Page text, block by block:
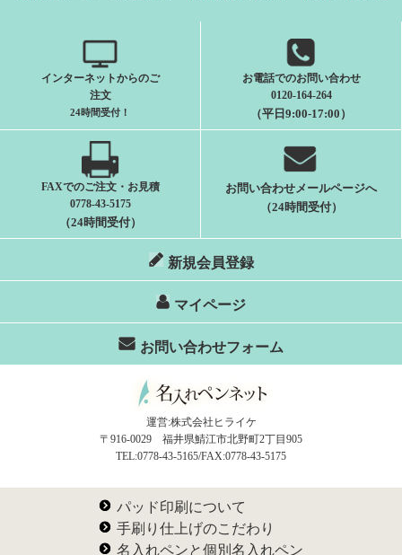
インターネットからのご
注文
24時間受付 ！
お電話でのお問い合わせ
0120-164-264
（平日9:00-17:00）
FAXでのご注文・お見積
0778-43-5175
（24時間受付）
お問い合わせメールページへ
（24時間受付）
新規会員登録
マイページ
お問い合わせフォーム
運営:株式会社ヒライケ
〒916-0029 福井県鯖江市北野町2丁目905
TEL:0778-43-5165/FAX:0778-43-5175
パッド印刷について
手刷り仕上げのこだわり
名入れペンと個別名入れペン